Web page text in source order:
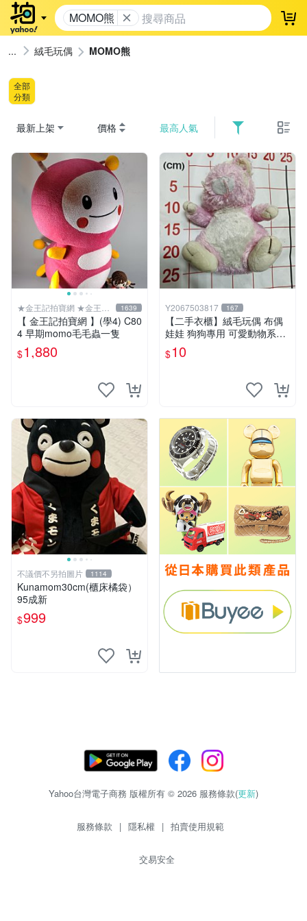
MOMO熊 登
絨毛玩偶 MOMO熊
全部
分類
最新上架 價格 最高人氣
★金王記拍寶網 ★金王記
拍寶趣
1639
【 金王記拍寶網 】(學4) C80
4 早期momo毛毛蟲一隻
$1,880
Y2067503817 167
【二手衣櫃】絨毛玩偶 布偶
娃娃 狗狗專用 可愛動物系列
耐咬耐磨玩具 玩偶 粉紅熊寵
物玩具 1120929
$10
不議價不另拍圖片 1114
Kunamom30cm(櫃床橘袋）
95成新
$999
Yahoo台灣電子商務 版權所有 © 2026 服務條款(更新)
服務條款 | 隱私權 | 拍賣使用規範
交易安全